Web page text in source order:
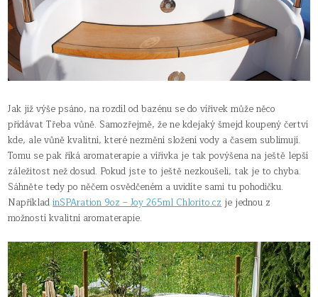
Jak již výše psáno, na rozdíl od bazénu se do vířivek může něco
přidávat Třeba vůně. Samozřejmě, že ne kdejaký šmejd koupený čertví
kde, ale vůně kvalitní, které nezmění složení vody a časem sublimují.
Tomu se pak říká aromaterapie a vířivka je tak povýšena na ještě lepší
záležitost než dosud. Pokud jste to ještě nezkoušeli, tak je to chyba.
Sáhněte tedy po něčem osvědčeném a uvidíte sami tu pohodičku.
NapříkladinSPAration 9oz – Joy 265ml Chlorito.czje jednou z
možností kvalitní aromaterapie.